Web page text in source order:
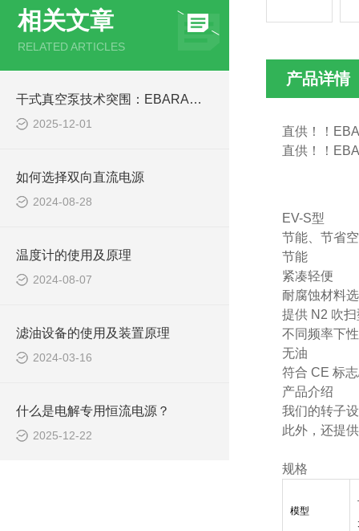
相关文章
RELATED ARTICLES
干式真空泵技术突围：EBARA荏原ESA25-D如何攻克半导体制造“呼吸难题“
2025-12-01
如何选择双向直流电源
2024-08-28
温度计的使用及原理
2024-08-07
滤油设备的使用及装置原理
2024-03-16
什么是电解专用恒流电源？
2025-12-22
产品详情
直供！！
直供！！
EV-S型
节能、节省
节能
紧凑轻便
耐腐蚀材料
提供 N2 吹扫
不同频率下
无油
符合 CE 标
产品介绍
我们的转子
此外，还提
规格
模型